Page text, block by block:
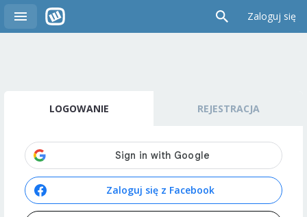
Zaloguj się
LOGOWANIE REJESTRACJA
Zaloguj się z Facebook